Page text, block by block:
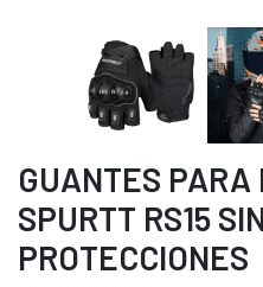
GUANTES PARA
SPURTT RS15
PROTECCIONES